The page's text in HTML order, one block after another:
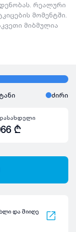
რეალური
მომენტში.
მიბმულია
ძირი
₾
და მიიღე